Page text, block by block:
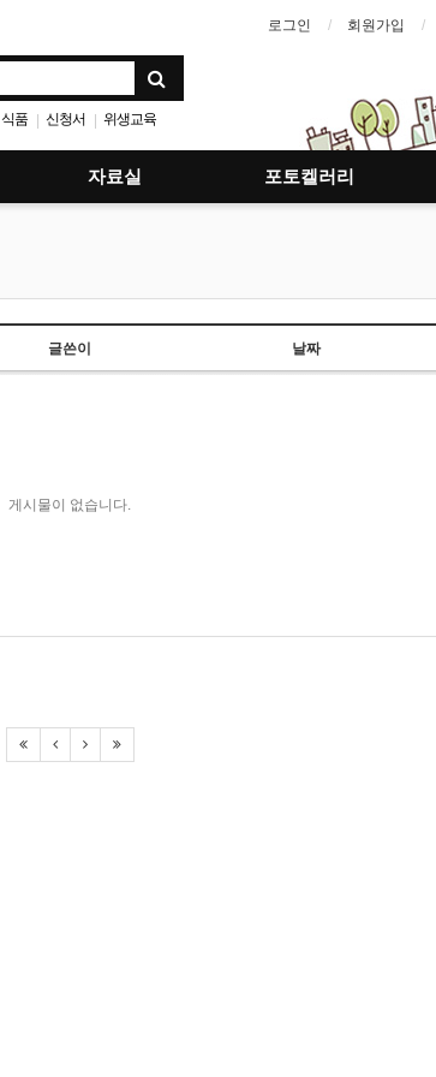
로그인 회원가입
식품 | 신청서 | 위생교육
자료실 포토켈러리
글쓴이 날짜
게시물이 없습니다.